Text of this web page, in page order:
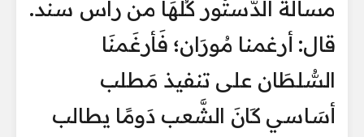
مسألة الدُّستُور كُلّهَا من راس سند.
قال: أرغمنا مُورَان؛ فَأرغَمنَا
السُّلطَان على تنفيذ مَطلب
أسَاسي كَانَ الشَّعب دَومًا يطالب